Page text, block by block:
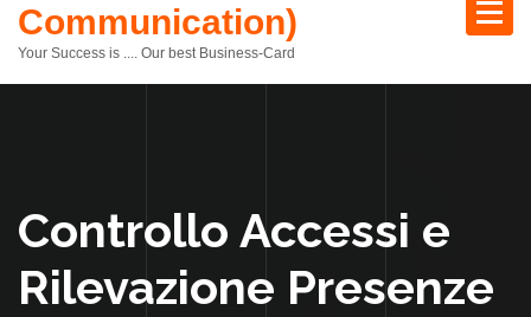
Communication)
Your Success is .... Our best Business-Card
Controllo Accessi e
Rilevazione Presenze